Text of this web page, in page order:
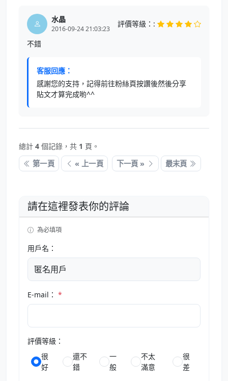
水晶
2016-09-24 21:03:23
評價等級：:
不錯
客服回應：
感謝您的支持，記得前往粉絲頁按讚後然後分享
貼文才算完成喲^^
總計 4 個記錄，共 1 頁。
第一頁
« 上一頁 下一頁 » 最末頁
請在這裡發表你的評論
為必填項
用戶名：
E-mail： *
評價等級：
很
好
還不
錯
一
般
不太
滿意
很
差